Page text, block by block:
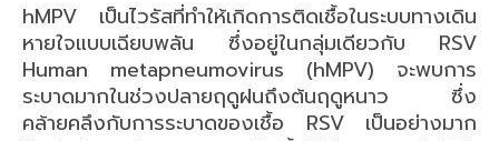
hMPV เป็นไวรัสที่ทำให้เกิดการติดเชื้อในระบบทางเดิน
หายใจแบบเฉียบพลัน ซึ่งอยู่ในกลุ่มเดียวกับ RSV
Human metapneumovirus (hMPV) จะพบการ
ระบาดมากในช่วงปลายฤดูฝนถึงต้นฤดูหนาว ซึ่ง
คล้ายคลึงกับการระบาดของเชื้อ RSV เป็นอย่างมาก